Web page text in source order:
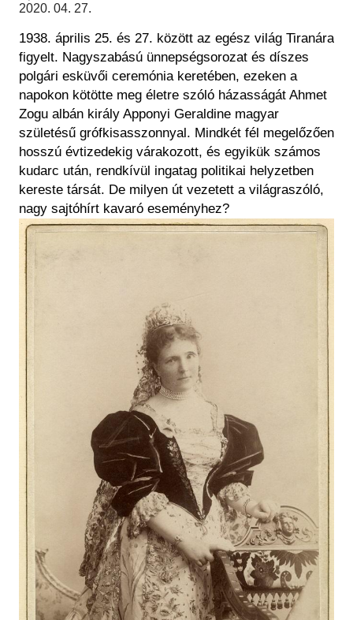
Régészet
Felnőttképzés
Közérdekű adatok
Történeti Fényképtár
Éremtár
Adattár
Központi Könyvtár
2020. 04. 27.
1938. április 25. és 27. között az egész világ Tiranára
figyelt. Nagyszabású ünnepségsorozat és díszes
polgári esküvői ceremónia keretében, ezeken a
napokon kötötte meg életre szóló házasságát Ahmet
Zogu albán király Apponyi Geraldine magyar
születésű grófkisasszonnyal. Mindkét fél megelőzően
hosszú évtizedekig várakozott, és egyikük számos
kudarc után, rendkívül ingatag politikai helyzetben
kereste társát. De milyen út vezetett a világraszóló,
nagy sajtóhírt kavaró eseményhez?
Kép